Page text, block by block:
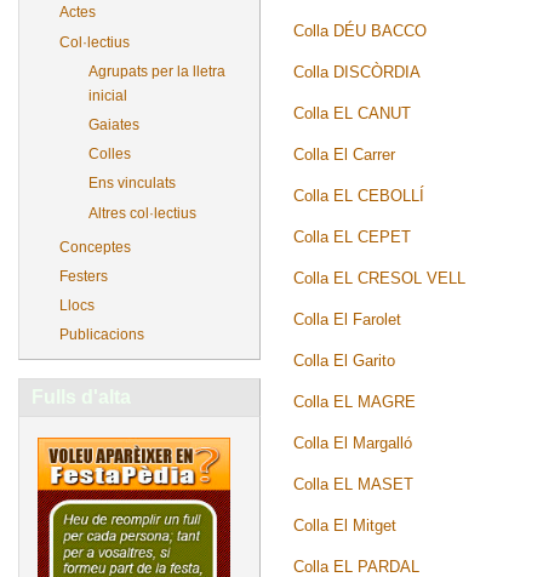
Actes
Col·lectius
Agrupats per la lletra
inicial
Gaiates
Colles
Ens vinculats
Altres col·lectius
Conceptes
Festers
Llocs
Publicacions
Fulls d'alta
Colla DÉU BACCO
Colla DISCÒRDIA
Colla EL CANUT
Colla El Carrer
Colla EL CEBOLLÍ
Colla EL CEPET
Colla EL CRESOL VELL
Colla El Farolet
Colla El Garito
Colla EL MAGRE
Colla El Margalló
Colla EL MASET
Colla El Mitget
Colla EL PARDAL